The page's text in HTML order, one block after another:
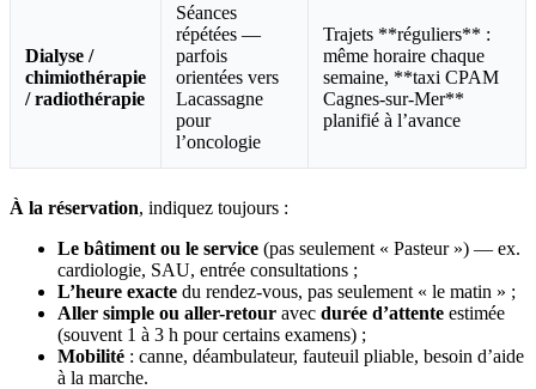
Dialyse /
chimiothérapie
/ radiothérapie
Séances
répétées —
parfois
orientées vers
Lacassagne
pour
l’oncologie
Trajets **réguliers** :
même horaire chaque
semaine, **taxi CPAM
Cagnes-sur-Mer**
planifié à l’avance
À la réservation, indiquez toujours :
Le bâtiment ou le service (pas seulement « Pasteur ») — ex.
cardiologie, SAU, entrée consultations ;
L’heure exacte du rendez-vous, pas seulement « le matin » ;
Aller simple ou aller-retour avec durée d’attente estimée
(souvent 1 à 3 h pour certains examens) ;
Mobilité : canne, déambulateur, fauteuil pliable, besoin d’aide
à la marche.